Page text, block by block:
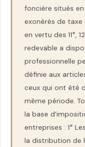
foncière situés en
exonérés de
en vertu des 11°,
redevable a
professionnelle
définie aux
ceux qui ont été
même période.
la base
entreprises : 1°
la distribution de